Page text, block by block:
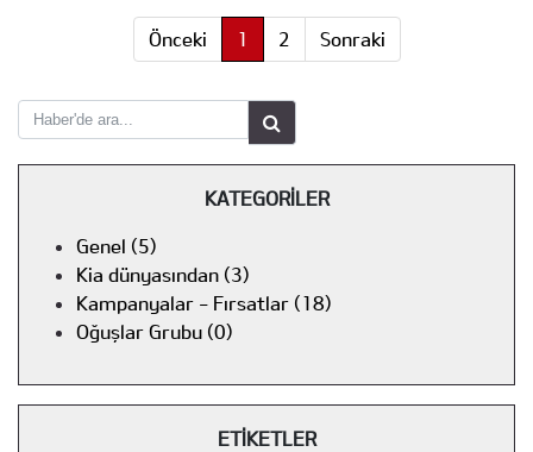
Önceki 1 2 Sonraki
KATEGORİLER
Genel (5)
Kia dünyasından (3)
Kampanyalar - Fırsatlar (18)
Oğuşlar Grubu (0)
ETİKETLER